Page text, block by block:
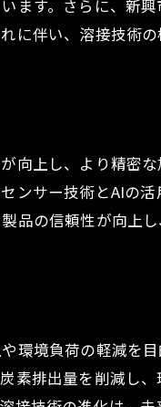
ます。さらに、新
伴い、溶接技術の
向上し、より精密
ンサー技術とAIの
品の信頼性が向上
環境負荷の軽減を目
素排出量を削減し